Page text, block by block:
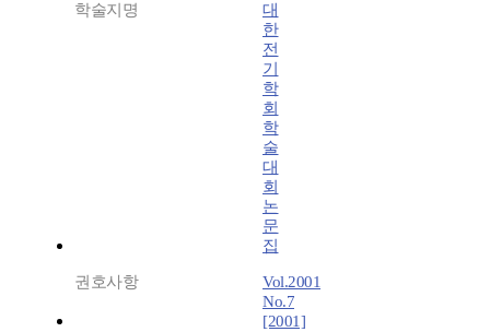
학술지명
대
한
전
기
학
회
학
술
대
회
논
문
집
권호사항
Vol.2001
No.7
[2001]